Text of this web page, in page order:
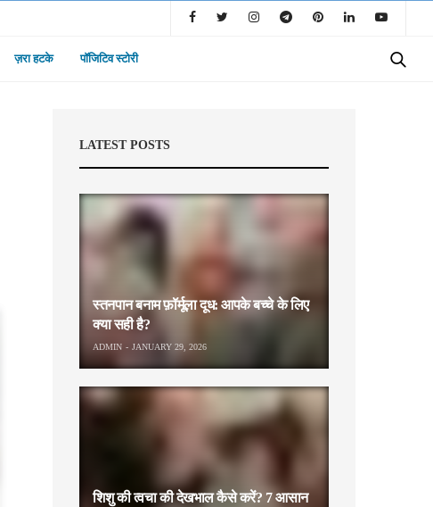
ज़रा हटके पॉजिटिव स्टोरी
LATEST POSTS
स्तनपान बनाम फ़ॉर्मूला दूध: आपके बच्चे के लिए
क्या सही है?
ADMIN JANUARY 29, 2026
शिशु की त्वचा की देखभाल कैसे करें? 7 आसान